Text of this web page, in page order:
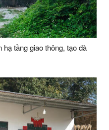
tầng giao thông, tạo đà